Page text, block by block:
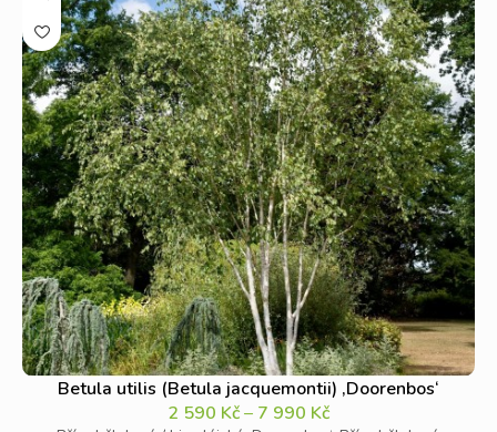
Betula utilis (Betula jacquemontii) ‚Doorenbos‘
2 590 Kč– 7 990 Kč